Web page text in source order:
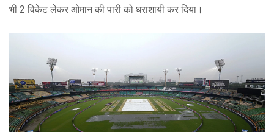
भी 2 विकेट लेकर ओमान की पारी को धराशायी कर दिया।